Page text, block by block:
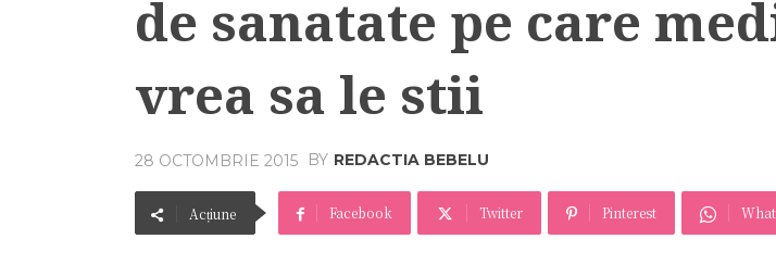
de sanatate pe care
vrea sa le stii
28 OCTOMBRIE 2015 BY REDACTIA BEBELU
Acțiune Facebook Twitter Pinterest